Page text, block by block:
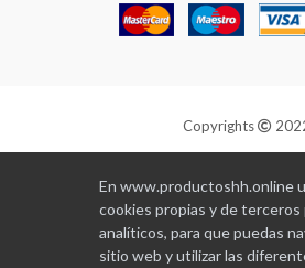
Copyrights
Diseñado y programado
En www.productoshh.online
cookies propias y de terceros
analíticos, para que puedas
sitio web y utilizar las